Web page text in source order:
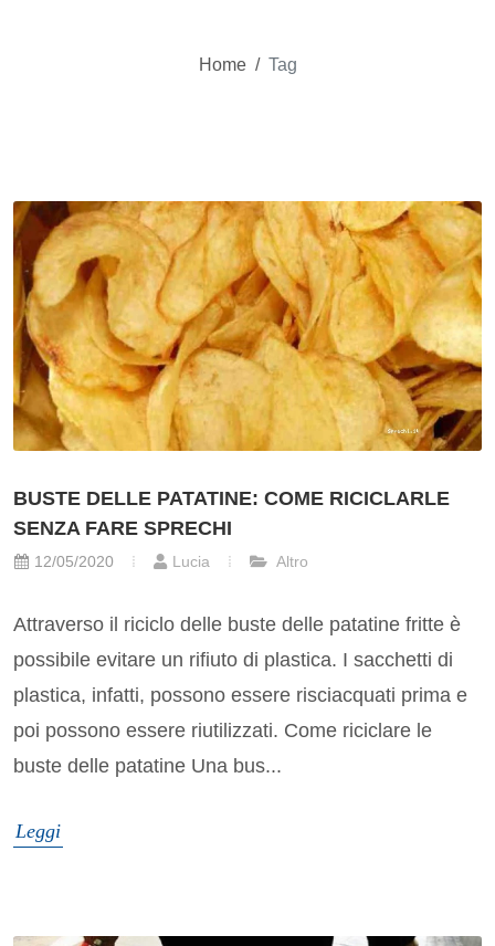
Home / Tag
BUSTE DELLE PATATINE: COME RICICLARLE
SENZA FARE SPRECHI
12/05/2020 Lucia Altro
Attraverso il riciclo delle buste delle patatine fritte è
possibile evitare un rifiuto di plastica. I sacchetti di
plastica, infatti, possono essere risciacquati prima e
poi possono essere riutilizzati. Come riciclare le
buste delle patatine Una bus...
Leggi